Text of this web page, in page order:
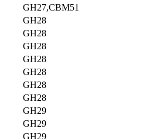
GH27,CBM51
GH28
GH28
GH28
GH28
GH28
GH28
GH28
GH29
GH29
GH29